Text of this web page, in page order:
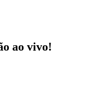
ao vivo!